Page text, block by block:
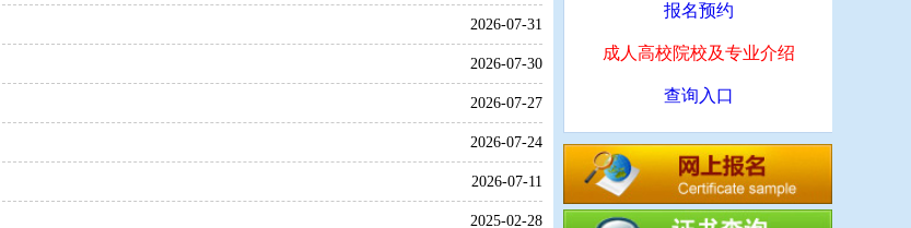
2026-07-31
2026-07-30
2026-07-27
2026-07-24
2026-07-11
2025-02-28
报名预约
成人高校院校及专业介绍
查询入口